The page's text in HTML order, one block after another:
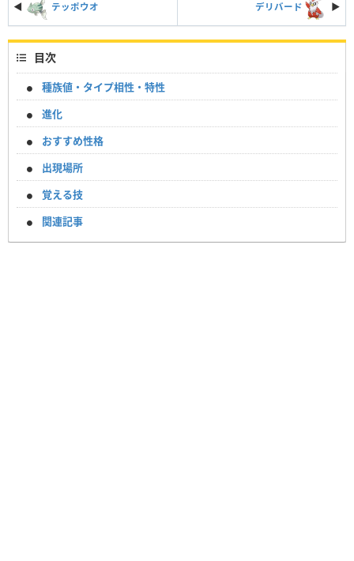
◀ テッポウオ デリバード ▶︎
目次
種族値・タイプ相性・特性
進化
おすすめ性格
出現場所
覚える技
関連記事